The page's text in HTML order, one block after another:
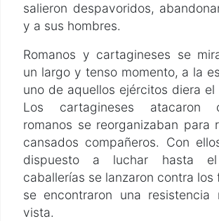
salieron despavoridos,
y a sus hombres.
Romanos y cartagineses se
un largo y tenso momento, a la
uno de aquellos ejércitos diera el
Los cartagineses atacaron
romanos se reorganizaban para
cansados compañeros. Con
dispuesto a luchar hasta
caballerías se lanzaron contra los
se encontraron una resistencia
vista.